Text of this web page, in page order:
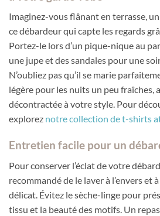
Imaginez-vous flânant en terrasse,
ce débardeur qui capte les regards
Portez-le lors d’un pique-nique au
une jupe et des sandales pour une
N’oubliez pas qu’il se marie
légère pour les nuits un peu
décontractée à votre style. Pour
explorez notre collection de t-shirts
Entretien facile pour un
Pour conserver l’éclat de votre
recommandé de le laver à l’envers et
délicat. Évitez le sèche-linge pour
tissu et la beauté des motifs. Un